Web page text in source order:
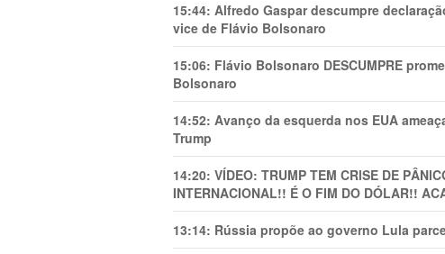
15:44: Alfredo Gaspar descumpre
vice de Flávio Bolsonaro
15:06: Flávio Bolsonaro DESCUMPRE
Bolsonaro
14:52: Avanço da esquerda nos EUA
Trump
14:20: VÍDEO: TRUMP TEM CRlSE DE
INTERNACIONAL!! É O FIM DO DÓLAR!!
13:14: Rússia propõe ao governo Lula